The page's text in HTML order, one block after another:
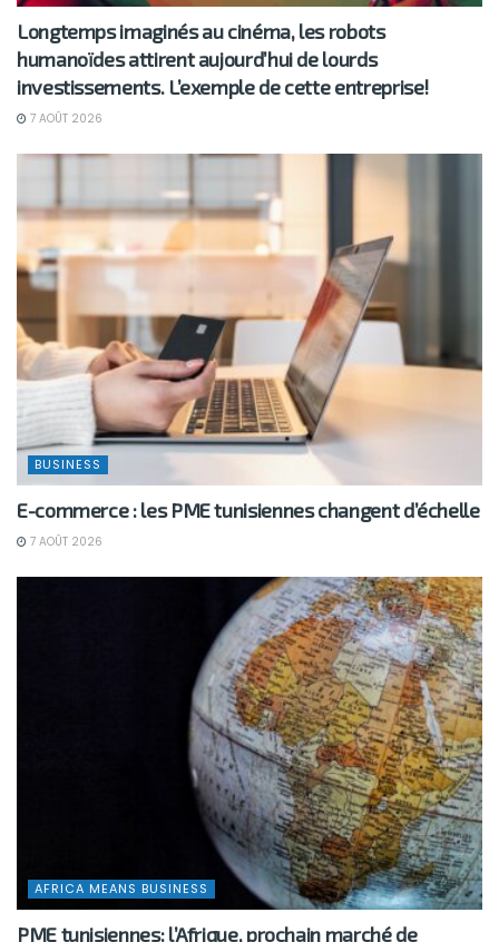
Longtemps imaginés au cinéma, les robots
humanoïdes attirent aujourd’hui de lourds
investissements. L’exemple de cette entreprise!
7 AOÛT 2026
BUSINESS
E-commerce : les PME tunisiennes changent d’échelle
7 AOÛT 2026
AFRICA MEANS BUSINESS
PME tunisiennes: l’Afrique, prochain marché de